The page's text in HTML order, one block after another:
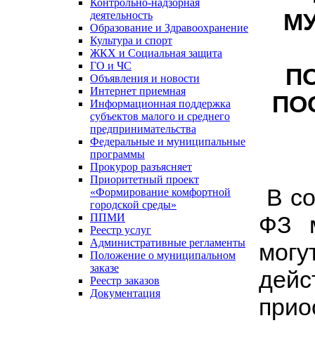
Контрольно-надзорная
деятельность
Образование и Здравоохранение
Культура и спорт
ЖКХ и Социальная защита
ГО и ЧС
Объявления и новости
Интернет приемная
Информационная поддержка
субъектов малого и среднего
предпринимательства
Федеральные и муниципальные
программы
Прокурор разъясняет
Приоритетный проект
«Формирование комфортной
городской среды»
ППМИ
Реестр услуг
Административные регламенты
Положение о муниципальном
заказе
Реестр заказов
Документация
В
ФЗ